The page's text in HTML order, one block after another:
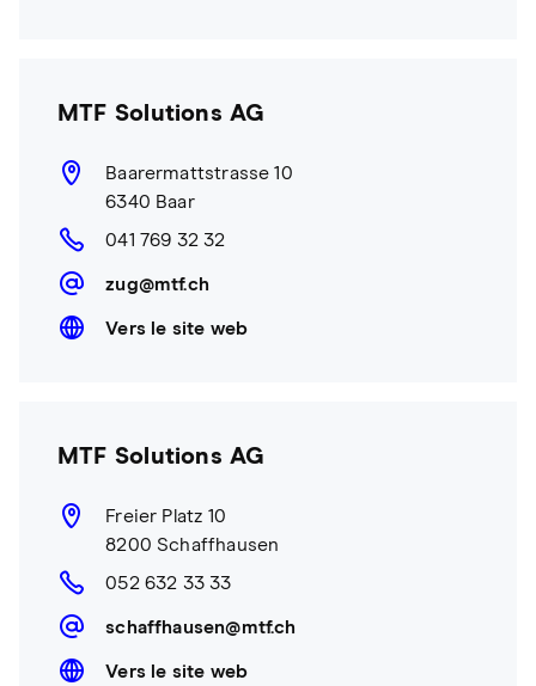
MTF Solutions AG
Baarermattstrasse 10
6340 Baar
041 769 32 32
zug@mtf.ch
Vers le site web
MTF Solutions AG
Freier Platz 10
8200 Schaffhausen
052 632 33 33
schaffhausen@mtf.ch
Vers le site web